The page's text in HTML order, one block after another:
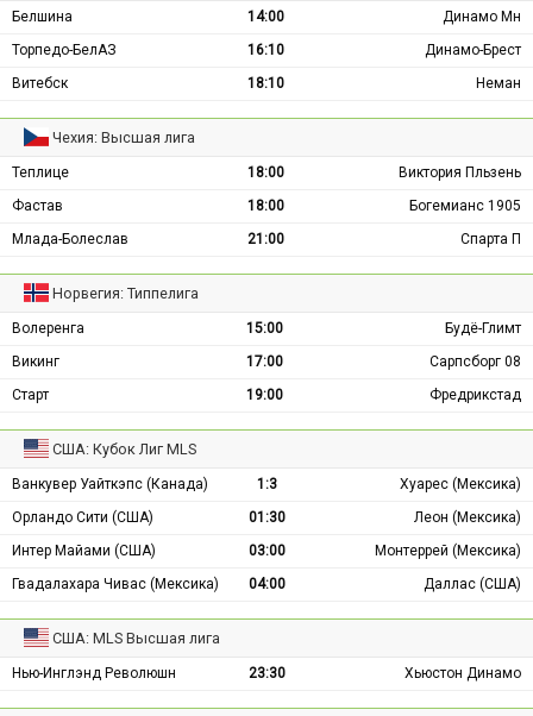
Белшина 14:00
Динамо Мн
Торпедо-БелАЗ
16:10
Динамо-Брест
Витебск
18:10 Неман
Чехия: Высшая лига
Теплице 18:00
Виктория Пльзень
Фастав
18:00
Богемианс 1905
Млада-Болеслав
21:00 Спарта П
Норвегия: Типпелига
Волеренга 15:00
Будё-Глимт
Викинг
17:00
Сарпсборг 08
Старт
19:00 Фредрикстад
США: Кубок Лиг MLS
Ванкувер Уайткэпс (Канада) 1:3
Хуарес (Мексика)
Орландо Сити (США)
01:30
Леон (Мексика)
Интер Майами (США)
03:00
Монтеррей (Мексика)
Гвадалахара Чивас (Мексика)
04:00 Даллас (США)
США: MLS Высшая лига
Нью-Инглэнд Революшн 23:30 Хьюстон Динамо